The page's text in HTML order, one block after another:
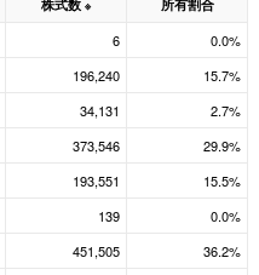
株式数 ※
所有割合
6 0.0%
196,240 15.7%
34,131 2.7%
373,546 29.9%
193,551 15.5%
139 0.0%
451,505 36.2%